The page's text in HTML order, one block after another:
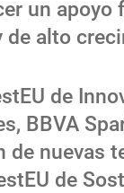
un apoyo
de alto
de
BBVA
de nuevas
de